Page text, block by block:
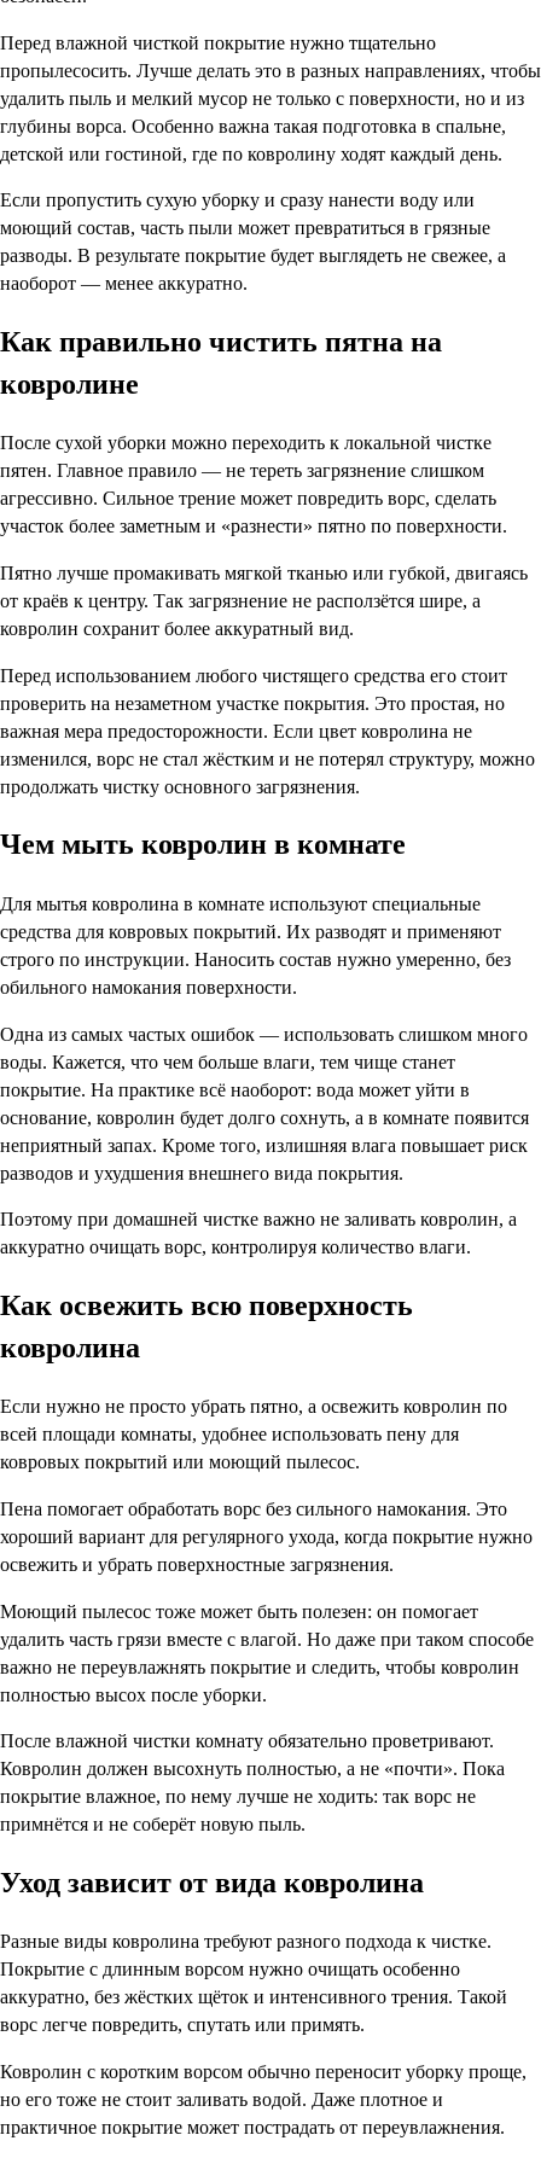
Перед влажной чисткой покрытие нужно тщательно
пропылесосить. Лучше делать это в разных направлениях, чтобы
удалить пыль и мелкий мусор не только с поверхности, но и из
глубины ворса. Особенно важна такая подготовка в спальне,
детской или гостиной, где по ковролину ходят каждый день.
Если пропустить сухую уборку и сразу нанести воду или
моющий состав, часть пыли может превратиться в грязные
разводы. В результате покрытие будет выглядеть не свежее, а
наоборот — менее аккуратно.
Как правильно чистить пятна на
ковролине
После сухой уборки можно переходить к локальной чистке
пятен. Главное правило — не тереть загрязнение слишком
агрессивно. Сильное трение может повредить ворс, сделать
участок более заметным и «разнести» пятно по поверхности.
Пятно лучше промакивать мягкой тканью или губкой, двигаясь
от краёв к центру. Так загрязнение не расползётся шире, а
ковролин сохранит более аккуратный вид.
Перед использованием любого чистящего средства его стоит
проверить на незаметном участке покрытия. Это простая, но
важная мера предосторожности. Если цвет ковролина не
изменился, ворс не стал жёстким и не потерял структуру, можно
продолжать чистку основного загрязнения.
Чем мыть ковролин в комнате
Для мытья ковролина в комнате используют специальные
средства для ковровых покрытий. Их разводят и применяют
строго по инструкции. Наносить состав нужно умеренно, без
обильного намокания поверхности.
Одна из самых частых ошибок — использовать слишком много
воды. Кажется, что чем больше влаги, тем чище станет
покрытие. На практике всё наоборот: вода может уйти в
основание, ковролин будет долго сохнуть, а в комнате появится
неприятный запах. Кроме того, излишняя влага повышает риск
разводов и ухудшения внешнего вида покрытия.
Поэтому при домашней чистке важно не заливать ковролин, а
аккуратно очищать ворс, контролируя количество влаги.
Как освежить всю поверхность
ковролина
Если нужно не просто убрать пятно, а освежить ковролин по
всей площади комнаты, удобнее использовать пену для
ковровых покрытий или моющий пылесос.
Пена помогает обработать ворс без сильного намокания. Это
хороший вариант для регулярного ухода, когда покрытие нужно
освежить и убрать поверхностные загрязнения.
Моющий пылесос тоже может быть полезен: он помогает
удалить часть грязи вместе с влагой. Но даже при таком способе
важно не переувлажнять покрытие и следить, чтобы ковролин
полностью высох после уборки.
После влажной чистки комнату обязательно проветривают.
Ковролин должен высохнуть полностью, а не «почти». Пока
покрытие влажное, по нему лучше не ходить: так ворс не
примнётся и не соберёт новую пыль.
Уход зависит от вида ковролина
Разные виды ковролина требуют разного подхода к чистке.
Покрытие с длинным ворсом нужно очищать особенно
аккуратно, без жёстких щёток и интенсивного трения. Такой
ворс легче повредить, спутать или примять.
Ковролин с коротким ворсом обычно переносит уборку проще,
но его тоже не стоит заливать водой. Даже плотное и
практичное покрытие может пострадать от переувлажнения.